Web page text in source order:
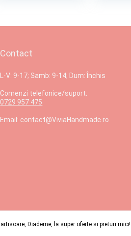
Contact
L-V: 9-17; Samb: 9-14; Dum: Închis
Comenzi telefonice/suport:
0729 957 475
Email: contact@ViviaHandmade.ro
Diademe, la super oferte si preturi mici!